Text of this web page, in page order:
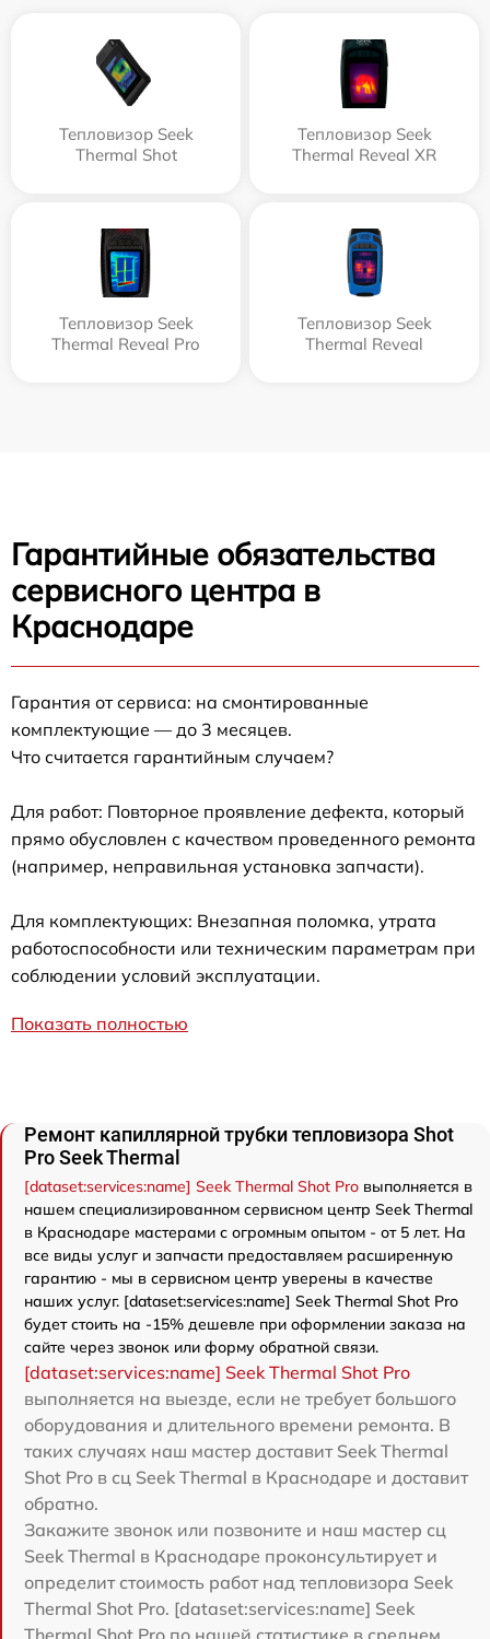
Тепловизор Seek
Thermal Shot
Тепловизор Seek
Thermal Reveal XR
Тепловизор Seek
Thermal Reveal Pro
Тепловизор Seek
Thermal Reveal
Гарантийные обязательства
сервисного центра в
Краснодаре
Гарантия от сервиса: на смонтированные
комплектующие — до 3 месяцев.
Что считается гарантийным случаем?
Для работ: Повторное проявление дефекта, который
прямо обусловлен с качеством проведенного ремонта
(например, неправильная установка запчасти).
Для комплектующих: Внезапная поломка, утрата
работоспособности или техническим параметрам при
соблюдении условий эксплуатации.
Показать полностью
Ремонт капиллярной трубки тепловизора Shot
Pro Seek Thermal
[dataset:services:name] Seek Thermal Shot Pro выполняется в
нашем специализированном сервисном центр Seek Thermal
в Краснодаре мастерами с огромным опытом - от 5 лет. На
все виды услуг и запчасти предоставляем расширенную
гарантию - мы в сервисном центр уверены в качестве
наших услуг. [dataset:services:name] Seek Thermal Shot Pro
будет стоить на -15% дешевле при оформлении заказа на
сайте через звонок или форму обратной связи.
[dataset:services:name] Seek Thermal Shot Pro
выполняется на выезде, если не требует большого
оборудования и длительного времени ремонта. В
таких случаях наш мастер доставит Seek Thermal
Shot Pro в сц Seek Thermal в Краснодаре и доставит
обратно.
Закажите звонок или позвоните и наш мастер сц
Seek Thermal в Краснодаре проконсультирует и
определит стоимость работ над тепловизора Seek
Thermal Shot Pro. [dataset:services:name] Seek
Thermal Shot Pro по нашей статистике в среднем